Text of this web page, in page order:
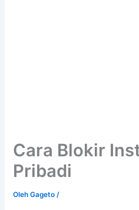
Cara Blokir
Pribadi
OlehGageto/